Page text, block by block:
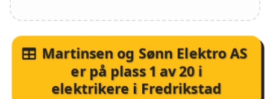
Martinsen og Sønn Elektro AS
er på plass1 av20 i
elektrikere i Fredrikstad